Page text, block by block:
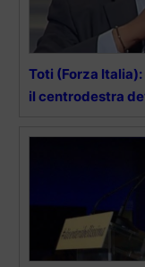
Toti (Forza
il centrodestra